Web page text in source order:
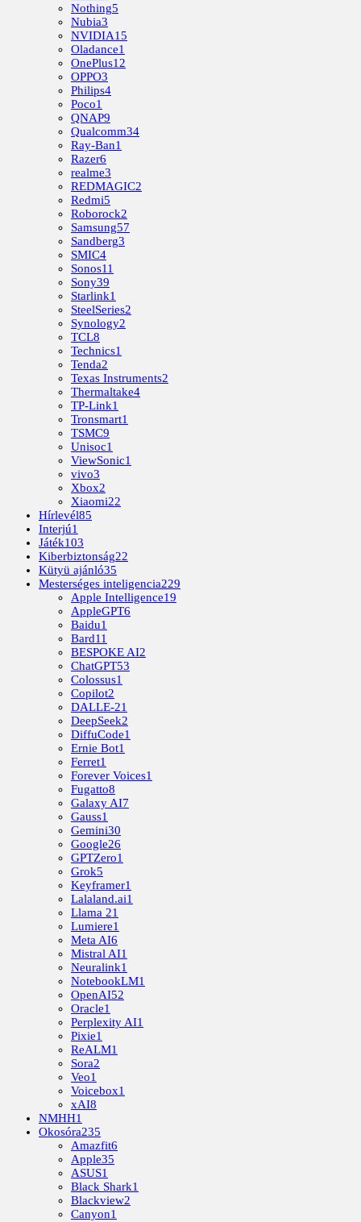
Nothing5
Nubia3
NVIDIA15
Oladance1
OnePlus12
OPPO3
Philips4
Poco1
QNAP9
Qualcomm34
Ray-Ban1
Razer6
realme3
REDMAGIC2
Redmi5
Roborock2
Samsung57
Sandberg3
SMIC4
Sonos11
Sony39
Starlink1
SteelSeries2
Synology2
TCL8
Technics1
Tenda2
Texas Instruments2
Thermaltake4
TP-Link1
Tronsmart1
TSMC9
Unisoc1
ViewSonic1
vivo3
Xbox2
Xiaomi22
Hírlevél85
Interjú1
Játék103
Kiberbiztonság22
Kütyü ajánló35
Mesterséges inteligencia229
Apple Intelligence19
AppleGPT6
Baidu1
Bard11
BESPOKE AI2
ChatGPT53
Colossus1
Copilot2
DALLE-21
DeepSeek2
DiffuCode1
Ernie Bot1
Ferret1
Forever Voices1
Fugatto8
Galaxy AI7
Gauss1
Gemini30
Google26
GPTZero1
Grok5
Keyframer1
Lalaland.ai1
Llama 21
Lumiere1
Meta AI6
Mistral AI1
Neuralink1
NotebookLM1
OpenAI52
Oracle1
Perplexity AI1
Pixie1
ReALM1
Sora2
Veo1
Voicebox1
xAI8
NMHH1
Okosóra235
Amazfit6
Apple35
ASUS1
Black Shark1
Blackview2
Canyon1